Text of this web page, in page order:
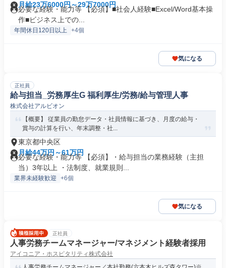
月給23万6000円～29万7000円
必要な経験・能力等 【必須】■社会人経験■Excel/Word基本操
作■ビジネス上での...
年間休日120日以上 +4個
気になる
正社員
給与担当_労務厚生G 福利厚生/労務/給与管理人事
株式会社アルビオン
【概要】 従業員の勤怠データ・社員情報に基づき、月度の給与・
賞与の計算を行い、年末調整・社...
東京都中央区
月給44万円～61万円
必要な経験・能力等 【必須】・給与担当の業務経験（主担
当）3年以上 ・法制度、就業規則...
業界未経験歓迎 +6個
気になる
正社員
人事労務チームマネージャー/マネジメント経験者採用
アイコニア・ホスピタリティ株式会社